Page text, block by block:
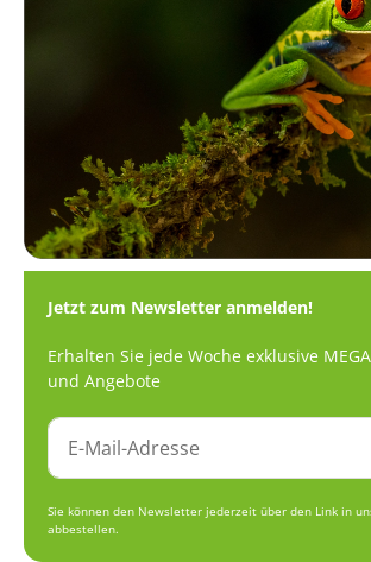
Jetzt zum Newsletter anmelden!
Erhalten Sie jede Woche exklusive
und Angebote
Sie können den Newsletter jederzeit über den Link in
abbestellen.